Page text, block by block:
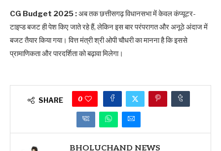
CG Budget 2025 :अब तक छत्तीसगढ़ विधानसभा में केवल कंप्यूटर-
टाइप्ड बजट ही पेश किए जाते रहे हैं, लेकिन इस बार परंपरागत और अनूठे अंदाज में
बजट तैयार किया गया। वित्त मंत्री श्री ओपी चौधरी का मानना है कि इससे
प्रामाणिकता और पारदर्शिता को बढ़ावा मिलेगा।
SHARE 0
BHOLUCHAND NEWS